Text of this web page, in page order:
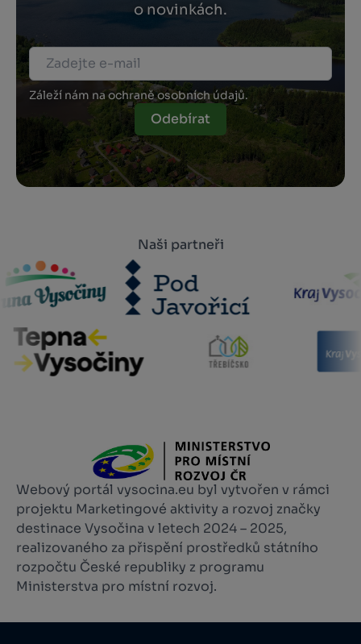
o novinkách.
Záleží nám na ochraně osobních údajů.
Odebírat
Naši partneři
Webový portál vysocina.eu byl vytvořen v rámci
projektu Marketingové aktivity a rozvoj značky
destinace Vysočina v letech 2024 – 2025,
realizovaného za přispění prostředků státního
rozpočtu České republiky z programu
Ministerstva pro místní rozvoj.